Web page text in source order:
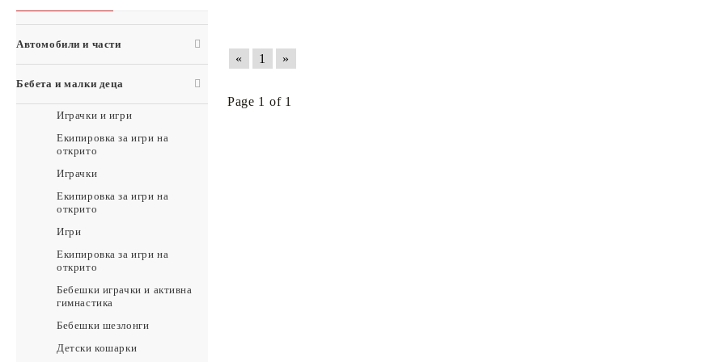
Конен спорт
Басейн и спа
Аксесоари за битова техника
Безопасност при пожар, наводнение и обгазяване
Спално бельо и артикули
Аксесоари за камини и печки на дърва
Камини
Чадъри за дъжд
Аксесоари за пушачи
Помпи
Помпи
Катинари и ключове
Автомобили и части
Бебета и малки деца
Играчки и игри
Екипировка за игри на
открито
Играчки
Екипировка за игри на
открито
Игри
Екипировка за игри на
открито
Бебешки играчки и активна
гимнастика
Бебешки шезлонги
Детски кошарки
« 1 »
Page 1 of 1